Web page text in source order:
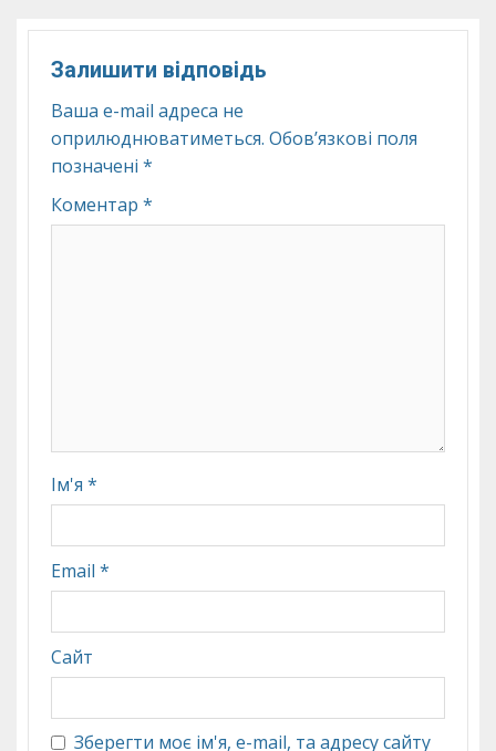
Залишити відповідь
Ваша e-mail адреса не
оприлюднюватиметься. Обов’язкові поля
позначені *
Коментар *
Ім'я *
Email *
Сайт
Зберегти моє ім'я, e-mail, та адресу сайту